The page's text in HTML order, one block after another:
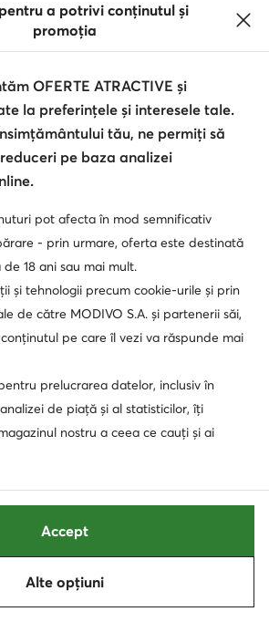
Prețul actual
550,00 Lei
Prețul inițial
-20%
extra -25% Cod: SUMMER
-21%
Sneakers · Dunk · Gri
Prețul actual
553,00 Lei
Cel mai mic preț708,00 Lei
a potrivi conținutul și
promoția
OFERTE ATRACTIVE și
la preferințele și interesele tale.
tău, ne permiți să
pe baza analizei
pot afecta în mod semnificativ
- prin urmare, oferta este destinată
18 ani sau mai mult.
și tehnologii precum cookie-urile și prin
de către MODIVO S.A. și partenerii săi,
pe care îl vezi va răspunde mai
prelucrarea datelor, inclusiv în
de piață și al statisticilor, îți
nostru a ceea ce cauți și ai
Alte opțiuni
Accept